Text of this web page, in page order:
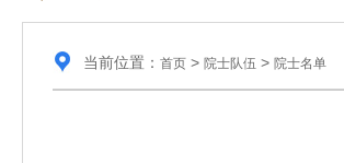
当前位置： 首页> 院士队伍 > 院士名单